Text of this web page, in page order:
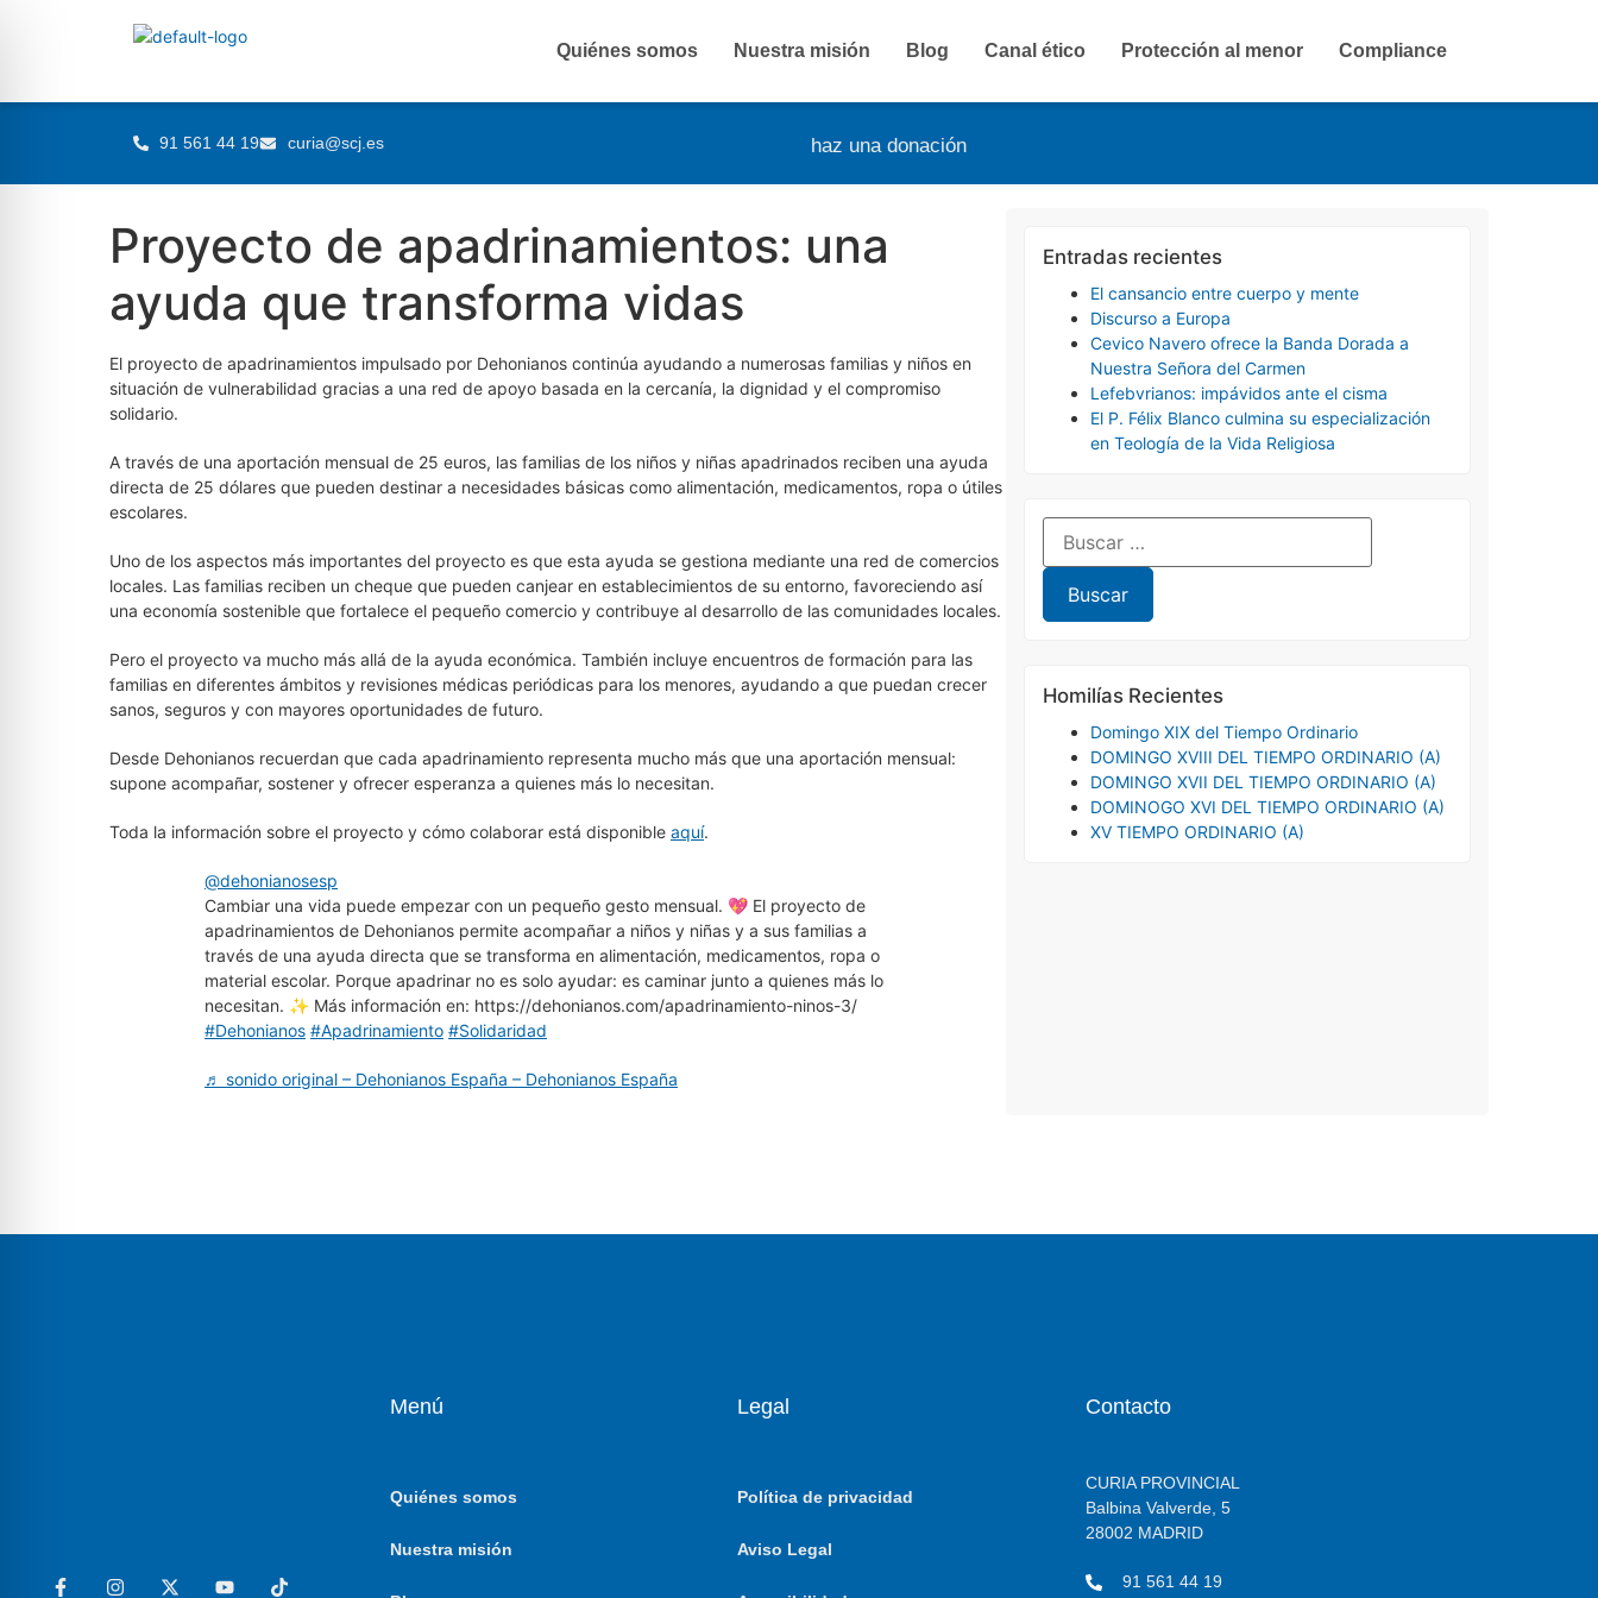
91 561 44 19 curia@scj.es haz una donación
Quiénes somos Nuestra misión Blog Canal ético Protección al menor Compliance
Proyecto de apadrinamientos: una
ayuda que transforma vidas
El proyecto de apadrinamientos impulsado por Dehonianos continúa ayudando a numerosas familias y niños en
situación de vulnerabilidad gracias a una red de apoyo basada en la cercanía, la dignidad y el compromiso
solidario.
A través de una aportación mensual de 25 euros, las familias de los niños y niñas apadrinados reciben una ayuda
directa de 25 dólares que pueden destinar a necesidades básicas como alimentación, medicamentos, ropa o útiles
escolares.
Uno de los aspectos más importantes del proyecto es que esta ayuda se gestiona mediante una red de comercios
locales. Las familias reciben un cheque que pueden canjear en establecimientos de su entorno, favoreciendo así
una economía sostenible que fortalece el pequeño comercio y contribuye al desarrollo de las comunidades locales.
Pero el proyecto va mucho más allá de la ayuda económica. También incluye encuentros de formación para las
familias en diferentes ámbitos y revisiones médicas periódicas para los menores, ayudando a que puedan crecer
sanos, seguros y con mayores oportunidades de futuro.
Desde Dehonianos recuerdan que cada apadrinamiento representa mucho más que una aportación mensual:
supone acompañar, sostener y ofrecer esperanza a quienes más lo necesitan.
Toda la información sobre el proyecto y cómo colaborar está disponible aquí.
@dehonianosesp
Cambiar una vida puede empezar con un pequeño gesto mensual. 💖 El proyecto de
apadrinamientos de Dehonianos permite acompañar a niños y niñas y a sus familias a
través de una ayuda directa que se transforma en alimentación, medicamentos, ropa o
material escolar. Porque apadrinar no es solo ayudar: es caminar junto a quienes más lo
necesitan. ✨ Más información en: https://dehonianos.com/apadrinamiento-ninos-3/
#Dehonianos #Apadrinamiento #Solidaridad
♬ sonido original – Dehonianos España – Dehonianos España
Entradas recientes
El cansancio entre cuerpo y mente
Discurso a Europa
Cevico Navero ofrece la Banda Dorada a
Nuestra Señora del Carmen
Lefebvrianos: impávidos ante el cisma
El P. Félix Blanco culmina su especialización
en Teología de la Vida Religiosa
Homilías Recientes
Domingo XIX del Tiempo Ordinario
DOMINGO XVIII DEL TIEMPO ORDINARIO (A)
DOMINGO XVII DEL TIEMPO ORDINARIO (A)
DOMINOGO XVI DEL TIEMPO ORDINARIO (A)
XV TIEMPO ORDINARIO (A)
Menú
Quiénes somos
Nuestra misión
Legal
Política de privacidad
Aviso Legal
Contacto
CURIA PROVINCIAL
Balbina Valverde, 5
28002 MADRID
91 561 44 19